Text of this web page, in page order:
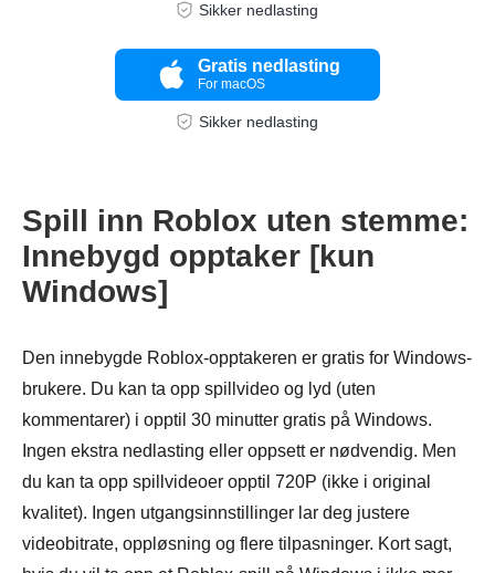
Sikker nedlasting
Gratis nedlasting
For macOS
Sikker nedlasting
Spill inn Roblox uten stemme:
Innebygd opptaker [kun
Windows]
Den innebygde Roblox-opptakeren er gratis for Windows-
brukere. Du kan ta opp spillvideo og lyd (uten
kommentarer) i opptil 30 minutter gratis på Windows.
Ingen ekstra nedlasting eller oppsett er nødvendig. Men
du kan ta opp spillvideoer opptil 720P (ikke i original
kvalitet). Ingen utgangsinnstillinger lar deg justere
videobitrate, oppløsning og flere tilpasninger. Kort sagt,